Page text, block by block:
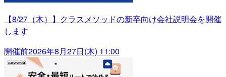
【8/27（木）】クラスメソッドの新卒向け会社説明会を開催
します
開催前2026年8月27日(木) 11:00